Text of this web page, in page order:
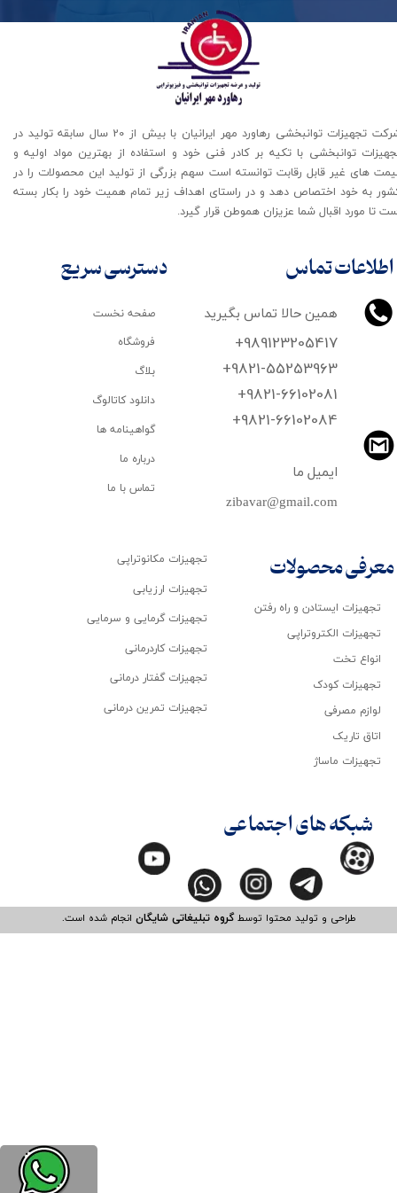
اطلاعات تماس
همین حالا تماس بگیرید
+989123205417
+9821-55253963
+9821-66102081
​​​​​​​+9821-66102084
zibavar@gmail.com
ایمیل ما
شرکت تجهیزات توانبخشی رهاورد مهر ایرانیان با بیش از 20 سال سابقه تولید در
توانبخشی با تکیه بر کادر فنی خود و استفاده از بهترین مواد اولیه و
های غیر قابل رقابت توانسته است سهم بزرگی از تولید این محصولات را در
به خود اختصاص دهد و در راستای اهداف زیر تمام همیت خود را بکار بسته
تا مورد اقبال شما عزیزان هموطن قرار گیرد​​​​​​​.
طراحی و تولید محتوا توسطگروه تبلیغاتی شایگانانجام شده است.​​​​​​​
تجهیزات ایستادن و راه رفتن
تجهیزات الکتروتراپی
انواع تخت
تجهیزات کودک
لوازم مصرفی
اتاق تاریک
تجهیزات ماساژ
صفحه نخست
فروشگاه
بلاگ
دانلود کاتالوگ
گواهینامه ها
درباره ما
تماس با ما
تجهیزات مکانوتراپی
تجهیزات ارزیابی
تجهیزات گرمایی و سرمایی
تجهیزات کاردرمانی
تجهیزات گفتار درمانی
تجهیزات تمرین درمانی
دسترسی سریع
معرفی محصولات
شبکه های اجتماعی